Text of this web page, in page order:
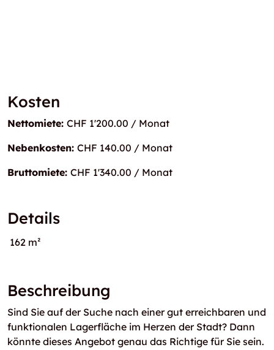
Kosten
Nettomiete: CHF 1'200.00 / Monat
Nebenkosten: CHF 140.00 / Monat
Bruttomiete: CHF 1'340.00 / Monat
Details
162 m²
Beschreibung
Sind Sie auf der Suche nach einer gut erreichbaren und
funktionalen Lagerfläche im Herzen der Stadt? Dann
könnte dieses Angebot genau das Richtige für Sie sein.